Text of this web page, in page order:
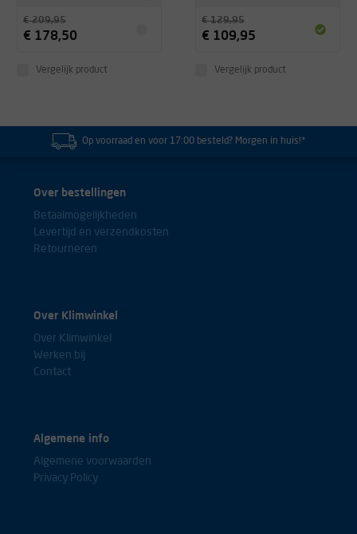
€ 209,95
€ 178,50
Vergelijk product
€ 129,95
€ 109,95
Vergelijk product
Op voorraad en voor 17:00 besteld? Morgen in huis!*
Over bestellingen
Betaalmogelijkheden
Levertijd en verzendkosten
Retourneren
Over Klimwinkel
Over Klimwinkel
Werken bij
Contact
Algemene info
Algemene voorwaarden
Privacy Policy